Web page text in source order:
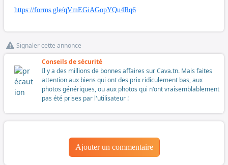
https://forms.gle/qVmEGiAGopYQu4Rq6
Signaler cette annonce
Conseils de sécurité
Il y a des millions de bonnes affaires sur Cava.tn. Mais faites
attention aux biens qui ont des prix ridiculement bas, aux
photos génériques, ou aux photos qui n'ont vraisemblablement
pas été prises par l'utilisateur !
Ajouter un commentaire